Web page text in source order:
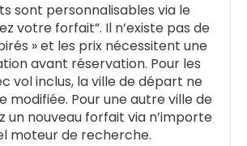
sont personnalisables via le
votre forfait”. Il n’existe pas de
» et les prix nécessitent une
avant réservation. Pour les
vol inclus, la ville de départ ne
modifiée. Pour une autre ville de
un nouveau forfait via n’importe
moteur de recherche.